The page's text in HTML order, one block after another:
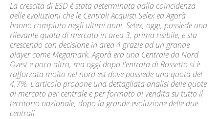
La crescita di ESD è stata determinata dalla coincidenza
delle evoluzioni che le Centrali Acquisti Selex ed Agorà
hanno compiuto negli ultimi anni. Selex, oggi, possiede una
rilevante quota di mercato in area 3, prima risibile, e sta
crescendo con decisione in area 4 grazie ad un grande
player come Megamark. Agorà era una Centrale da Nord
Ovest e poco altro, ma oggi dopo l'entrata di Rossetto si è
rafforzata molto nel nord est dove possiede una quota del
4,7%. L'articolo propone una dettagliata analisi delle quote
di mercato per centrale e per formato di vendita su tutto il
territorio nazionale, dopo la grande evoluzione delle due
centrali